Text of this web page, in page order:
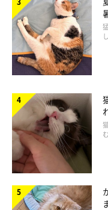
「キャリーケースに入
す。そのため、動物病院
なってしまうのです。
キャリーバッグなどに
③慣れない環境や様
るから
ということにも、恐怖